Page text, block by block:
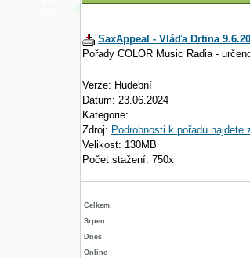
SaxAppeal - Vláďa Drtina
Pořady COLOR Music Radia -
Verze: Hudební
Datum: 23.06.2024
Kategorie:
Zdroj: Podrobnosti k pořadu najdete
Velikost: 130MB
Počet stažení: 750x
Celkem
Srpen
Dnes
Online